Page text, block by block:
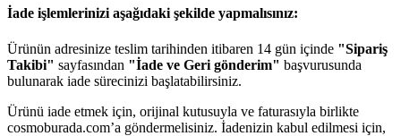
İade işlemlerinizi aşağıdaki şekilde yapmalısınız:
Ürünün adresinize teslim tarihinden itibaren 14 gün içinde "Sipariş
Takibi" sayfasından "İade ve Geri gönderim" başvurusunda
bulunarak iade sürecinizi başlatabilirsiniz.
Ürünü iade etmek için, orijinal kutusuyla ve faturasıyla birlikte
cosmoburada.com’a göndermelisiniz. İadenizin kabul edilmesi için,